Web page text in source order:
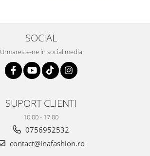
SOCIAL
Urmareste-ne in social media
SUPORT CLIENTI
10:00 - 17:00
0756952532
contact@inafashion.ro